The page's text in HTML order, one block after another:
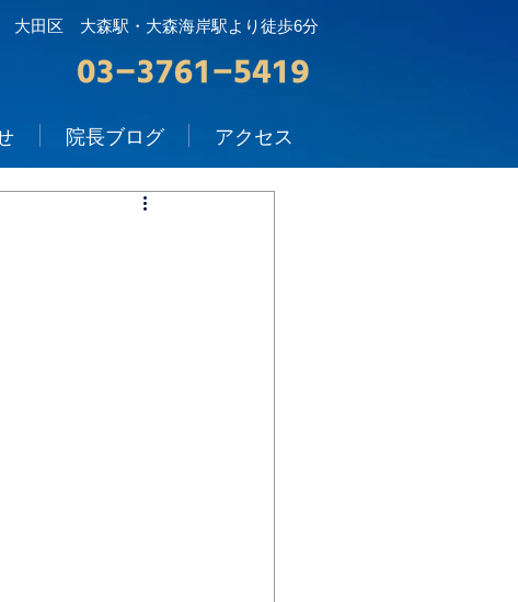
大田区 大森駅・大森海岸駅より徒歩6分
院長ブログ アクセス